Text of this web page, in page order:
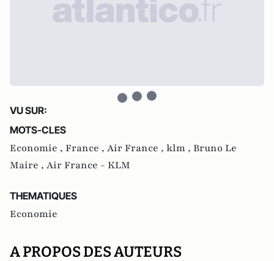
VU SUR:
MOTS-CLES
Economie , France , Air France , klm , Bruno Le
Maire , Air France - KLM
THEMATIQUES
Economie
A PROPOS DES AUTEURS